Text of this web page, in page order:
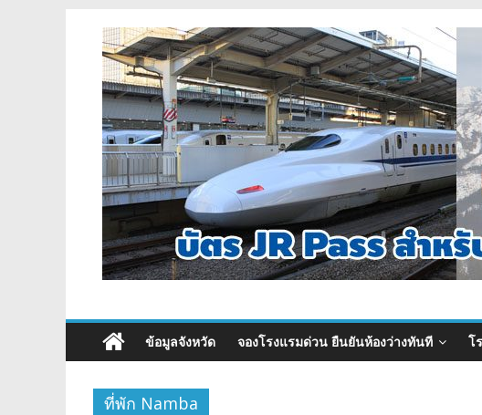
ข้อมูลจังหวัด จองโรงแรมด่วน ยืนยันห้องว่างทันที โ
ที่พัก Namba